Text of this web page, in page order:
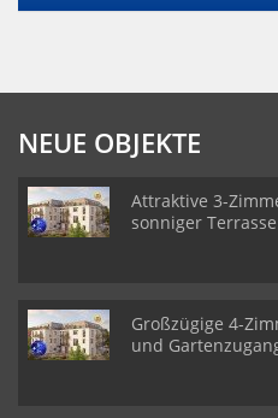
NEUE OBJEKTE
Attraktive 3-
sonniger
Großzügige 4-
und